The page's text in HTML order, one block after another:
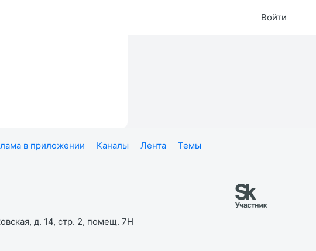
Войти
в приложении Каналы Лента
Темы
д. 14, стр. 2, помещ. 7Н